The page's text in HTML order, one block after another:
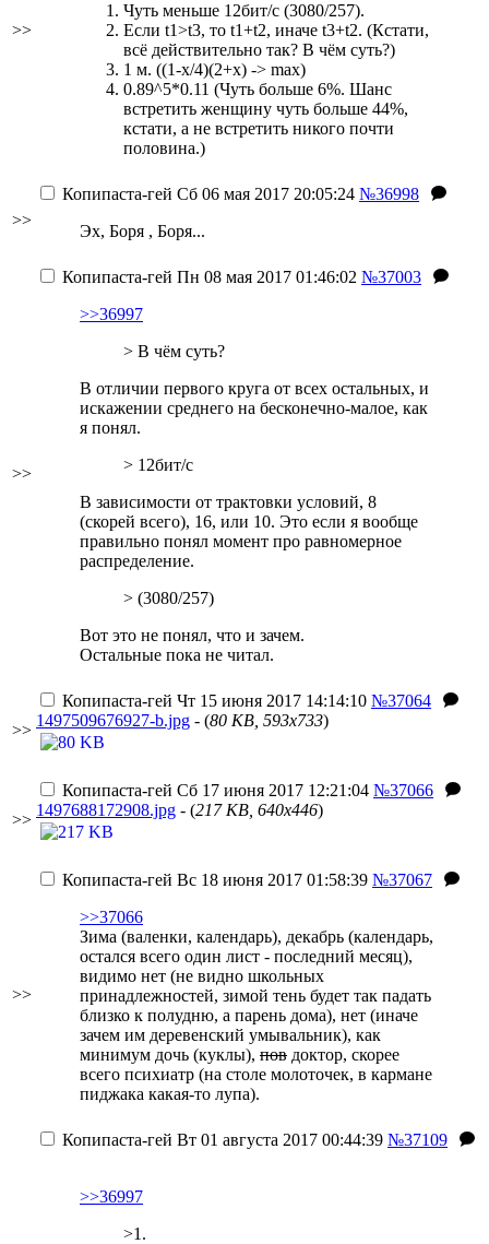
>>
Чуть меньше 12бит/с (3080/257).
Если t1>t3, то t1+t2, иначе t3+t2. (Кстати,
всё действительно так? В чём суть?)
1 м. ((1-x/4)(2+x) -> max)
0.89^5*0.11 (Чуть больше 6%. Шанс
встретить женщину чуть больше 44%,
кстати, а не встретить никого почти
половина.)
>>
Копипаста-гей Сб 06 мая 2017 20:05:24 №36998
Эх, Боря , Боря...
>>
Копипаста-гей Пн 08 мая 2017 01:46:02 №37003
>>36997
> В чём суть?
В отличии первого круга от всех остальных, и
искажении среднего на бесконечно-малое, как
я понял.
> 12бит/с
В зависимости от трактовки условий, 8
(скорей всего), 16, или 10. Это если я вообще
правильно понял момент про равномерное
распределение.
> (3080/257)
Вот это не понял, что и зачем.
Остальные пока не читал.
>>
Копипаста-гей Чт 15 июня 2017 14:14:10 №37064
1497509676927-b.jpg - (80 KB, 593x733)
>>
Копипаста-гей Сб 17 июня 2017 12:21:04 №37066
1497688172908.jpg - (217 KB, 640x446)
>>
Копипаста-гей Вс 18 июня 2017 01:58:39 №37067
>>37066
Зима (валенки, календарь), декабрь (календарь,
остался всего один лист - последний месяц),
видимо нет (не видно школьных
принадлежностей, зимой тень будет так падать
близко к полудню, а парень дома), нет (иначе
зачем им деревенский умывальник), как
минимум дочь (куклы), пов доктор, скорее
всего психиатр (на столе молоточек, в кармане
пиджака какая-то лупа).
Копипаста-гей Вт 01 августа 2017 00:44:39 №37109
>>36997
>1.